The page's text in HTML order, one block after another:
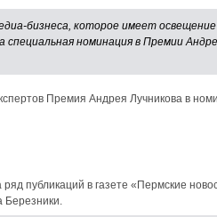
бизнеса, которое имеет
специальная номинация в Премии
Премия Андрея Лучникова в
публикаций в газете «Пермские
Березники.